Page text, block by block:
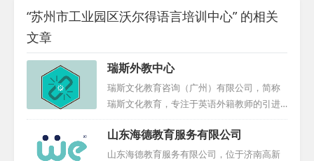
“苏州市工业园区沃尔得语言培训中心” 的相关
文章
瑞斯外教中心
瑞斯文化教育咨询（广州）有限公司，简称
瑞斯文化教育，专注于英语外籍教师的引进
与人才输送。我们秉持高标准、高要求的原
则，精心选拔专业外教，致力于为中小学、
幼儿园、早教机构及培训中心等提供优质服
山东海德教育服务有限公司
山东海德教育服务有限公司，位于济南高新